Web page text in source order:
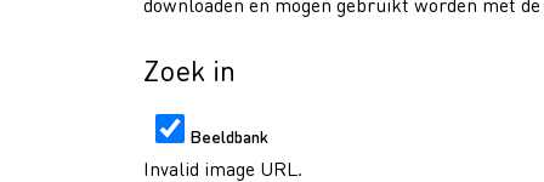
Zoek in
Beeldbank
Invalid image URL.